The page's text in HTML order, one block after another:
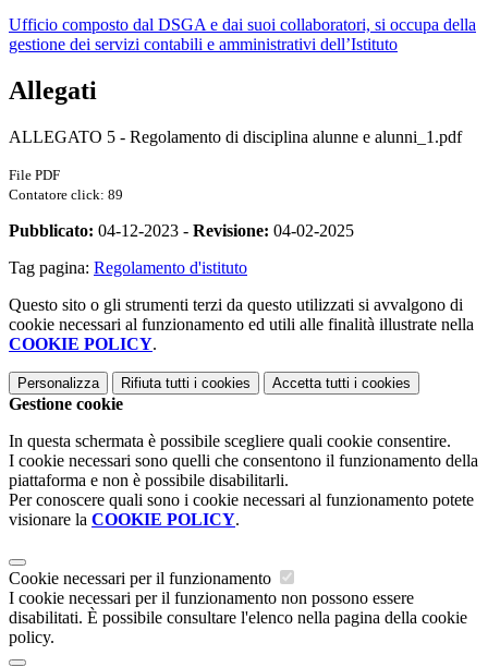
Ufficio composto dal DSGA e dai suoi collaboratori, si occupa della
gestione dei servizi contabili e amministrativi dell’Istituto
Allegati
ALLEGATO 5 - Regolamento di disciplina alunne e alunni_1.pdf
File PDF
Contatore click: 89
Pubblicato: 04-12-2023 - Revisione: 04-02-2025
Tag pagina: Regolamento d'istituto
Questo sito o gli strumenti terzi da questo utilizzati si avvalgono di
cookie necessari al funzionamento ed utili alle finalità illustrate nella
COOKIE POLICY.
Personalizza Rifiuta tutti i cookies Accetta tutti i cookies
Gestione cookie
In questa schermata è possibile scegliere quali cookie consentire.
I cookie necessari sono quelli che consentono il funzionamento della
piattaforma e non è possibile disabilitarli.
Per conoscere quali sono i cookie necessari al funzionamento potete
visionare la COOKIE POLICY.
Cookie necessari per il funzionamento
I cookie necessari per il funzionamento non possono essere
disabilitati. È possibile consultare l'elenco nella pagina della cookie
policy.